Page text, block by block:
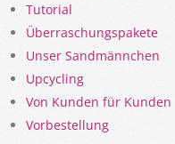
Tutorial
Überraschungspakete
Unser Sandmännchen
Upcycling
Von Kunden für Kunden
Vorbestellung